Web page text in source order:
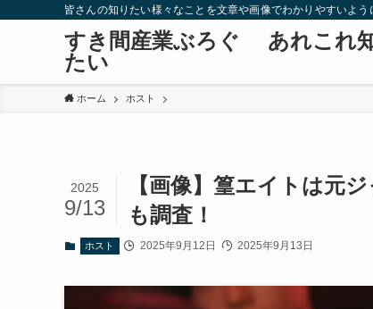
皆さんの知りたい様々なことを文章や画像でわかりやすいよ
すき間産業ぶろぐ あれこれ
たい
ホーム ホスト
【画像】篁エイトは元
も調査！
2025
9/13
ホスト 2025年9月12日 2025年9月13日